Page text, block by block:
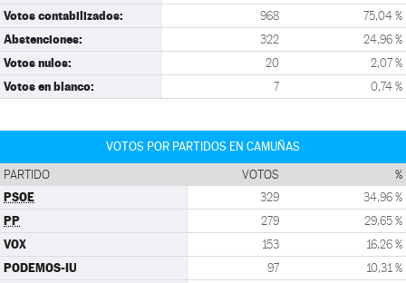
Votos contabilizados: 968 75,04 %
Abstenciones: 322 24,96 %
Votos nulos: 20 2,07 %
Votos en blanco: 7 0,74 %
VOTOS POR PARTIDOS EN CAMUÑAS
PARTIDO VOTOS %
PSOE 329 34,96 %
PP 279 29,65 %
VOX 153 16,26 %
PODEMOS-IU 97 10,31 %